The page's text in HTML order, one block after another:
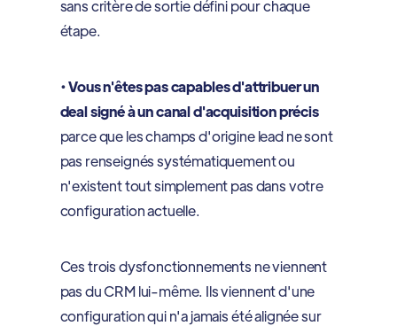
sans critère de sortie défini pour chaque
étape.
•Vous n'êtes pas capables d'attribuer un
deal signé à un canal d'acquisition précis
parce que les champs d'origine lead ne sont
pas renseignés systématiquement ou
n'existent tout simplement pas dans votre
configuration actuelle.
Ces trois dysfonctionnements ne viennent
pas du CRM lui-même. Ils viennent d'une
configuration qui n'a jamais été alignée sur